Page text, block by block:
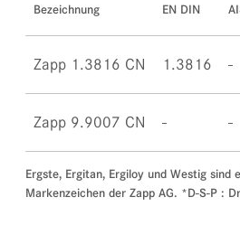
Bezeichnung EN DIN
Zapp 1.3816 CN 1.3816
Zapp 9.9007 CN
Ergste, Ergitan, Ergiloy und Westig sind
Markenzeichen der Zapp AG. *D-S-P :